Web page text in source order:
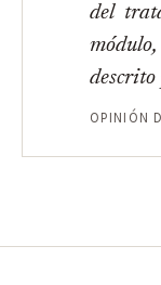
del
descrito
OPINIÓN